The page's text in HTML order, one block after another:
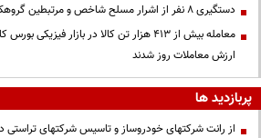
دستگیری ۸ نفر از اشرار مسلح شاخص و مرتبطین گروهک‌های تروریستی
معامله بیش از ۴۱۳ هزار تن کالا در بازار
ارزش معاملات روز شدند
پربازدید ها
از رانت‌ شرکتهای خودروساز و تاسیس شرکتهای تراستی